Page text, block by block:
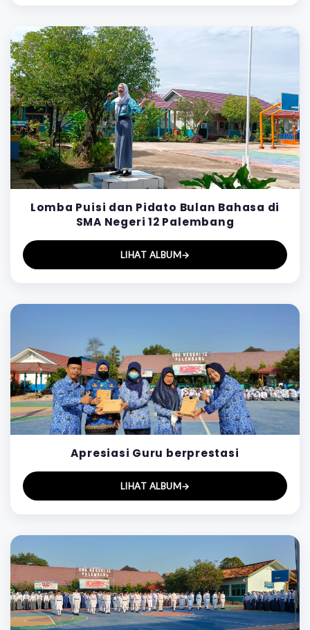
Lomba Puisi dan Pidato Bulan Bahasa di
SMA Negeri 12 Palembang
LIHAT ALBUM→
Apresiasi Guru berprestasi
LIHAT ALBUM→